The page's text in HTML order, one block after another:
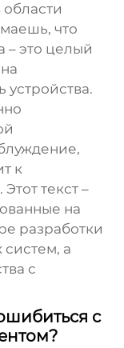
что
– это целый
устройства.
к
текст –
на
разработки
систем, а
с
с